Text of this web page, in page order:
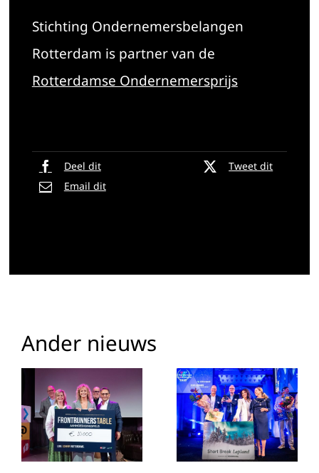
Stichting Ondernemersbelangen
Rotterdam is partner van de
Rotterdamse Ondernemersprijs
Deel dit
Tweet dit
Email dit
Ander nieuws